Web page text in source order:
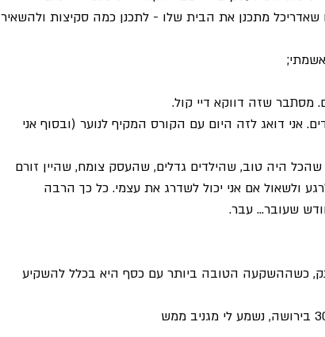
מתכנן את הבית שלו - לתכנן כמה סקיצות ולהשאיר
מסתבר שזה דווקא דיי קול.
אני דואג לזה היום עם הקורס המקיף לנוער (ובסוף אני
היה טוב, שהילדים גדלים, שהעסק צומח, שהיין זורם
ולשאול אם אני יכול לשדרג את עצמי. כל כך הרבה
שעובר... עבר.
רוצה להגיע לגיל 67 עם 10,000,000 בבנק, כשההשקעה הטובה ביותר עם כסף היא בכלל להשקיע